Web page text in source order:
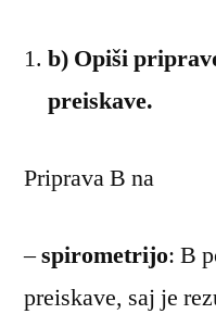
b) Opiši
preiskave.
Priprava B na
–spirometrijo: B
preiskave, saj je